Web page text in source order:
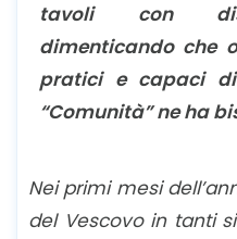
tavoli con
dimenticando che
pratici e capaci
“Comunità” ne ha
Nei primi mesi
del Vescovo in tanti